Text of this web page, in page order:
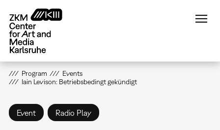
main
content
Program
Events
Iain Levison: Betriebsbedingt gekündigt
Event Radio Play